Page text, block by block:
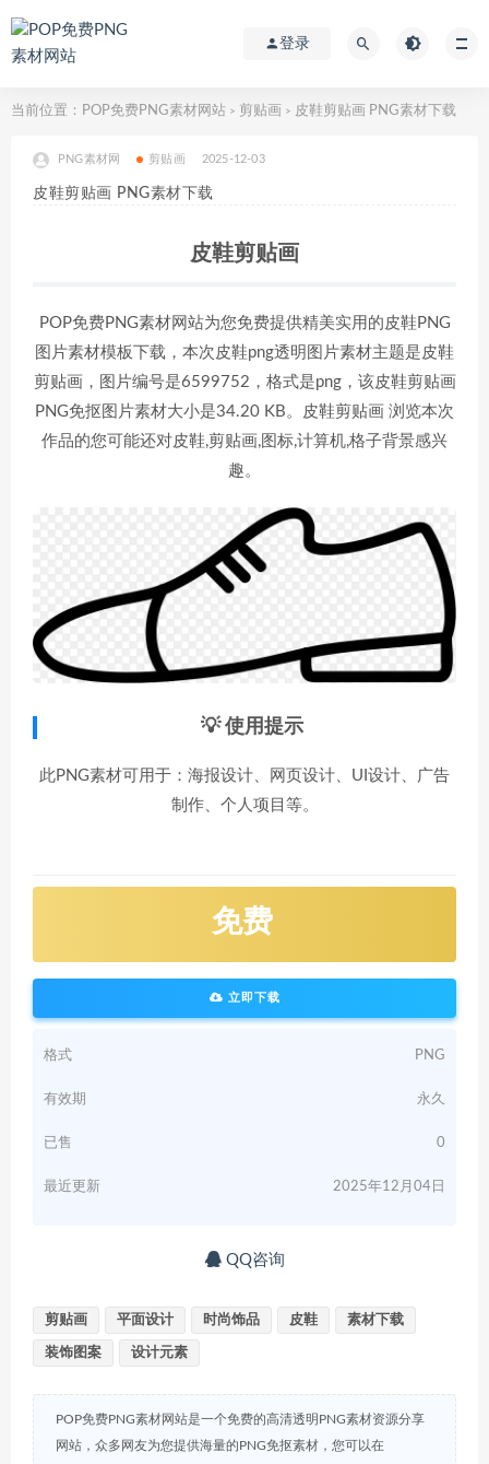
登录
当前位置： POP免费PNG素材网站 > 剪贴画 > 皮鞋剪贴画 PNG素材下载
PNG素材网 剪贴画 2025-12-03
皮鞋剪贴画 PNG素材下载
皮鞋剪贴画
POP免费PNG素材网站为您免费提供精美实用的皮鞋PNG
图片素材模板下载，本次皮鞋png透明图片素材主题是皮鞋
剪贴画，图片编号是6599752，格式是png，该皮鞋剪贴画
PNG免抠图片素材大小是34.20 KB。皮鞋剪贴画 浏览本次
作品的您可能还对皮鞋,剪贴画,图标,计算机,格子背景感兴
趣。
💡 使用提示
此PNG素材可用于：海报设计、网页设计、UI设计、广告
制作、个人项目等。
免费
立即下载
格式 PNG
有效期 永久
已售 0
最近更新 2025年12月04日
QQ咨询
剪贴画 平面设计 时尚饰品 皮鞋 素材下载
装饰图案 设计元素
POP免费PNG素材网站是一个免费的高清透明PNG素材资源分享
网站，众多网友为您提供海量的PNG免抠素材，您可以在